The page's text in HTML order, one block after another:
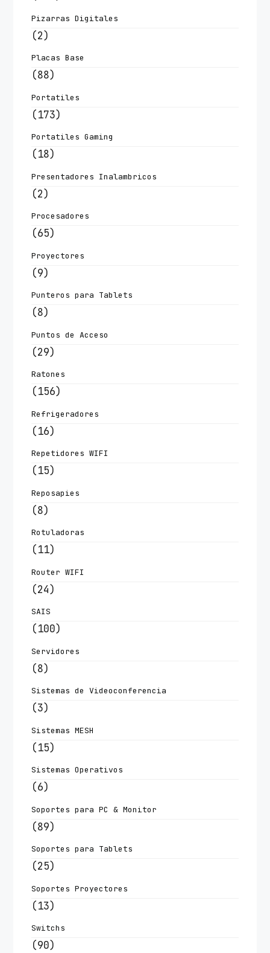
Pizarras Digitales
(2)
Placas Base
(88)
Portatiles
(173)
Portatiles Gaming
(18)
Presentadores Inalambricos
(2)
Procesadores
(65)
Proyectores
(9)
Punteros para Tablets
(8)
Puntos de Acceso
(29)
Ratones
(156)
Refrigeradores
(16)
Repetidores WIFI
(15)
Reposapies
(8)
Rotuladoras
(11)
Router WIFI
(24)
SAIS
(100)
Servidores
(8)
Sistemas de Videoconferencia
(3)
Sistemas MESH
(15)
Sistemas Operativos
(6)
Soportes para PC & Monitor
(89)
Soportes para Tablets
(25)
Soportes Proyectores
(13)
Switchs
(90)